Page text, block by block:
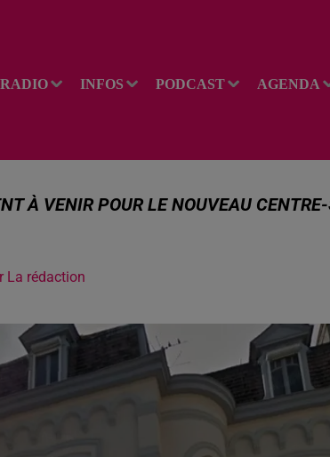
RADIO INFOS PODCAST AGENDA
À VENIR POUR LE NOUVEAU
La rédaction